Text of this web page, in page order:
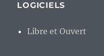
LOGICIELS
Libre et Ouvert